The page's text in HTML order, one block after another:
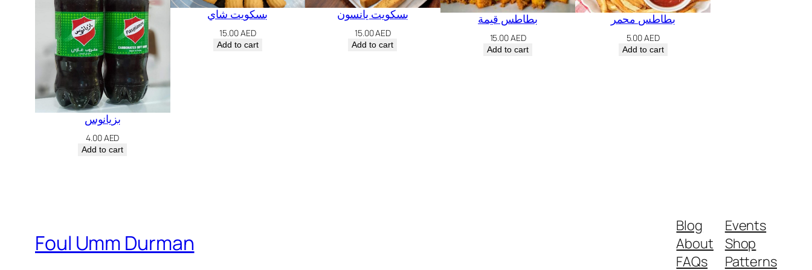
بزيانوس
4.00AED
Add to cart
بسكويت شاي
15.00AED
Add to cart
بسكويت يانسون
15.00AED
Add to cart
بطاطس قيمة
15.00AED
Add to cart
بطاطس محمر
5.00AED
Add to cart
Foul Umm Durman
Blog
About
FAQs
Events
Shop
Patterns